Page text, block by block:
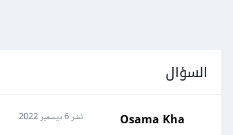
السؤال
Osama Kha نشر6 ديسمبر 2022